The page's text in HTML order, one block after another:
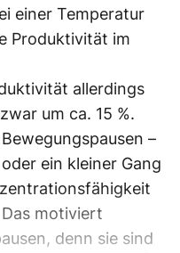
einer Temperatur
Produktivität im
allerdings
um ca. 15 %.
–
ein kleiner Gang
motiviert
denn sie sind